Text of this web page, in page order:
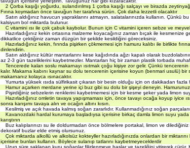
2 Çorba kaşığı yoğurdu, sulandırılmış 1 çorba kaşığı salçayı ve birazda
Fırına koymadan önce tavuğun her tarafına sürün. Çok daha lezzetli olacaktır
Satın aldığınız havucun yapraklarını atmayın, salatalarınızda kullanın. Çünkü
kalsiyum bol miktarda bulunur.
C vitamini ısı ile çok çabuk kaybolur. Bunun için C vitamini içeren sebze ve
Hazırladığınız kekin ortasına malzeme koyacağınız zaman bıçak ile kesmenize
dikkatlice çektiğiniz zaman düzgün bir şekilde kesildiğini göreceksiniz.
Hazırladığınız kekin, fırında pişirken çökmemesi için hamuru kalıbı ile birlikte
dinlendirin.
Satın aldığınız kültür mantarlarını kese kağıdında ağzı kapalı olarak
az 2-3 gün tazeliklerini kaybetmezler. Mantarları hiç bir zaman plastik torbada
Tencerede kalan soslu makarnayı ısıtmak çoğu kişiye zor gelir. Çünkü
kalır. Makarna kabını kaynar su dolu tencerenin içerisine koyun (benmari usulü)
makarnanız kolayca ısınacaktır.
Yumurta yüksek ısıda sülfirikasit çıkaran bir besin olduğu için on dakikadan fazla
Hamur açarken merdane yerine içi buz gibi su dolu bir şişeyi deneyin.
Pişirdiğiniz sebzelerin renklerini kaybetmemesi için bir kesme şeker yada limon
Hazırladığınız omletin tavaya yapışmaması için, önce tavayı ocağa koyup iyice
sonra karışımı tavaya alın ve ocağın altını kısın.
Kesilmiş ve açık havada kalmış soğan zararlıdır. Kullanmadığınız soğan
Kavanozdaki hardal kurumaya başladıysa içerisine birkaç damla limon suyu
karıştırın
Buz kalıplarınızı su ile doldurmadan önce bölmelere portakal, limon ve dilediğiniz
dekoratif buzlar elde etmiş olursunuz.
Çok miktarda alkollü ve alkolsüz kokteyller hazırladığınızda onlardan bir
içerisine bunları kullanın. Böylece sulanıp tatlarını kaybetmeyeceklerdir
Uzun süre saklanan kuru soğanlar filizlenmeye başlar ve tazeliğini yitirerek çürür.